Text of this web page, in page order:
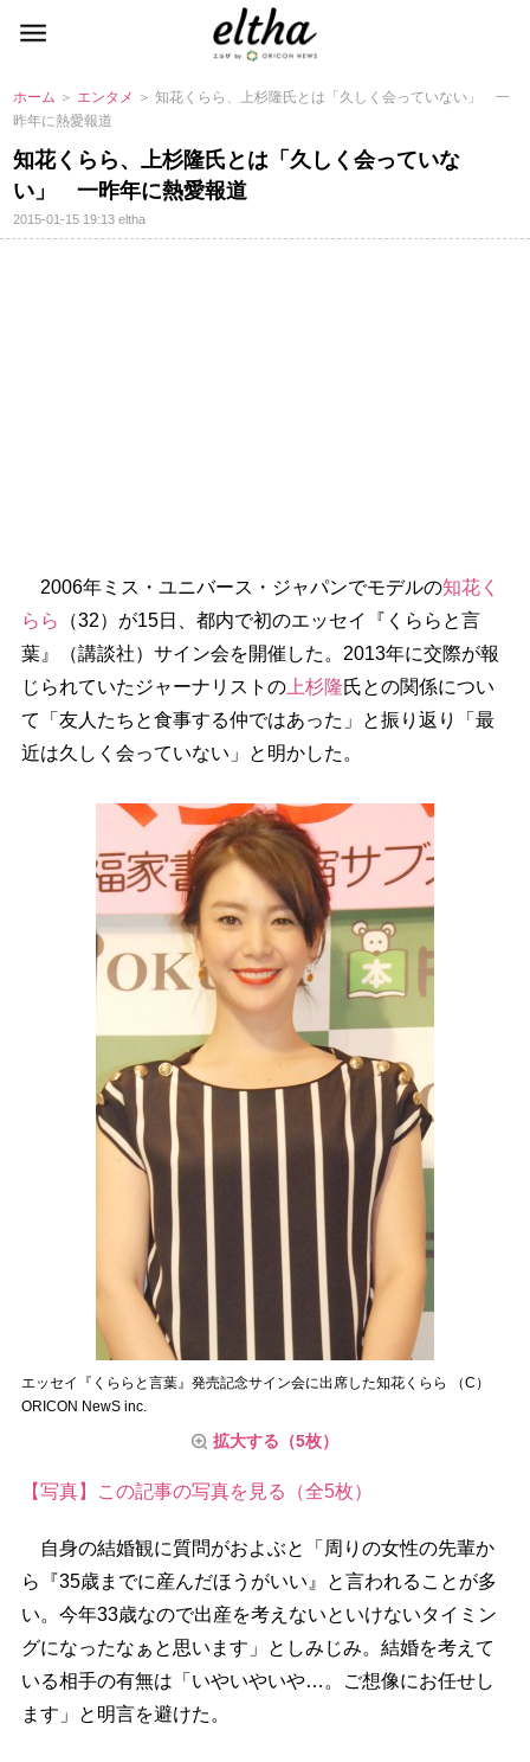
ホーム ＞ エンタメ ＞ 知花くらら、上杉隆氏とは「久しく会っていない」 一
昨年に熱愛報道
知花くらら、上杉隆氏とは「久しく会っていな
い」 一昨年に熱愛報道
2015-01-15 19:13eltha
2006年ミス・ユニバース・ジャパンでモデルの知花く
らら
（32）が15日、都内で初のエッセイ『くららと言
葉』（講談社）サイン会を開催した。2013年に交際が報
じられていたジャーナリストの上杉隆氏との関係につい
て「友人たちと食事する仲ではあった」と振り返り「最
近は久しく会っていない」と明かした。
エッセイ『くららと言葉』発売記念サイン会に出席した知花くらら （C）
ORICON NewS inc.
拡大する（5枚）
【写真】この記事の写真を見る（全5枚）
自身の結婚観に質問がおよぶと「周りの女性の先輩か
ら『35歳までに産んだほうがいい』と言われることが多
い。今年33歳なので出産を考えないといけないタイミン
グになったなぁと思います」としみじみ。結婚を考えて
いる相手の有無は「いやいやいや…。ご想像にお任せし
ます」と明言を避けた。